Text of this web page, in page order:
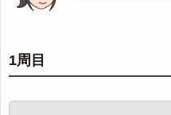
1周目